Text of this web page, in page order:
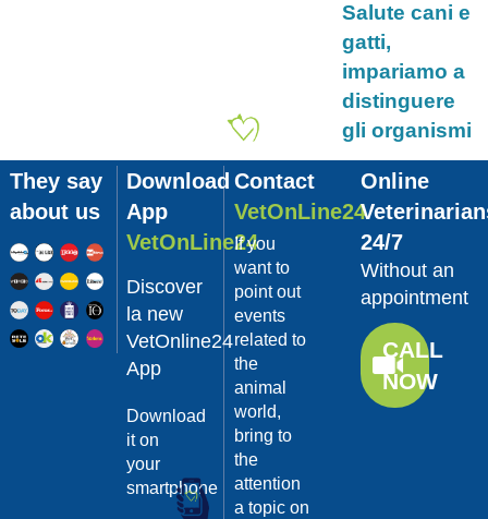
Salute cani e
gatti,
impariamo a
distinguere
gli organismi
più dannosi
La salute di cani e
gatti è importante,
conoscere quali
organismi possono
Continua >
26/10/2017
Category:
Alimentazione
per cani e
They say
about us
Download
App
VetOnLine24
Discover
la new
VetOnline24
App
Download
it on
your
smartphone
Contact
VetOnLine24
If you
want to
point out
events
related to
the
animal
world,
bring to
the
attention
a topic on
Online
24/7
Without an
appointment
CALL
NOW